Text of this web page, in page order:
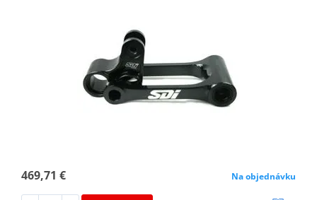
469,71 € Na objednávku